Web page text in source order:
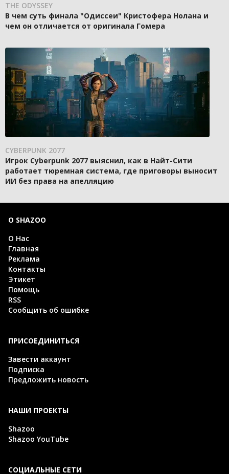
THE ODYSSEY
В чем суть финала "Одиссеи" Кристофера Нолана и
чем он отличается от оригинала Гомера
CYBERPUNK 2077
Игрок Cyberpunk 2077 выяснил, как в Найт-Сити
работает тюремная система, где приговоры выносит
ИИ без права на апелляцию
О SHAZOO
О Нас
Главная
Реклама
Контакты
Этикет
Помощь
RSS
Сообщить об ошибке
ПРИСОЕДИНИТЬСЯ
Завести аккаунт
Подписка
Предложить новость
НАШИ ПРОЕКТЫ
Shazoo
Shazoo YouTube
СОЦИАЛЬНЫЕ СЕТИ